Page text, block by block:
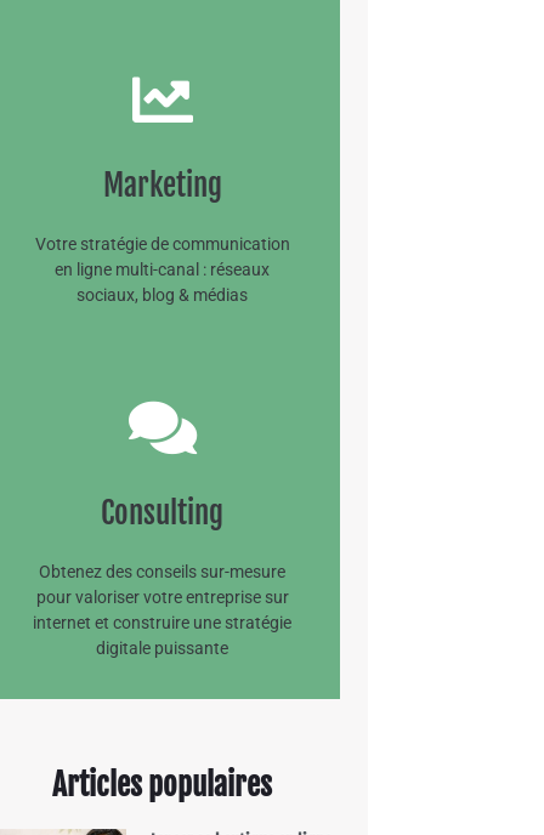
Marketing
Votre stratégie de communication
en ligne multi-canal : réseaux
sociaux, blog & médias
Marketing
Consulting
Obtenez des conseils sur-mesure
pour valoriser votre entreprise sur
internet et construire une stratégie
digitale puissante
Nous sommes là pour vous !
EN SAVOIR +
Articles populaires